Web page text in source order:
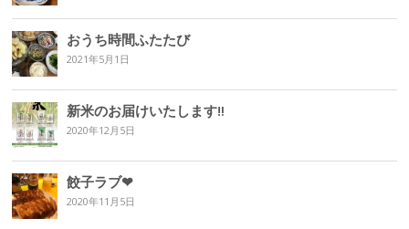
おうち時間ふたたび
2021年5月1日
新米のお届けいたします‼︎
2020年12月5日
餃子ラブ❤︎
2020年11月5日